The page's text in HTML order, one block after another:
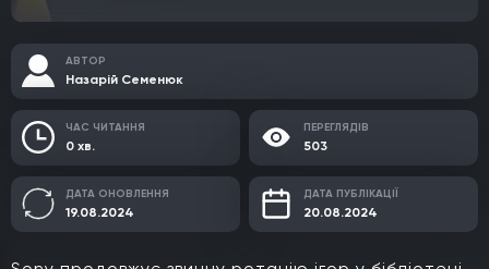
АВТОР
Назарій Семенюк
ЧАС ЧИТАННЯ
0 хв.
ПЕРЕГЛЯДІВ
503
ДАТА ОНОВЛЕННЯ
19.08.2024
ДАТА ПУБЛІКАЦІЇ
20.08.2024